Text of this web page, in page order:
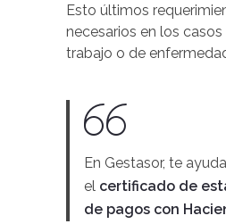
Esto últimos
necesarios en los
trabajo o de
En Gestasor, te
el certificado de
de pagos con